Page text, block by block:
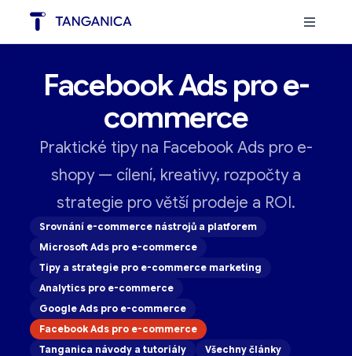
Facebook Ads pro e-
commerce
Praktické tipy na Facebook Ads pro e-
shopy — cílení, kreativy, rozpočty a
strategie pro větší prodeje a ROI.
Srovnání e-commerce nástrojů a platforem
Microsoft Ads pro e-commerce
Tipy a strategie pro e-commerce marketing
Analytics pro e-commerce
Google Ads pro e-commerce
Facebook Ads pro e-commerce
Tanganica návody a tutoriály
Všechny články